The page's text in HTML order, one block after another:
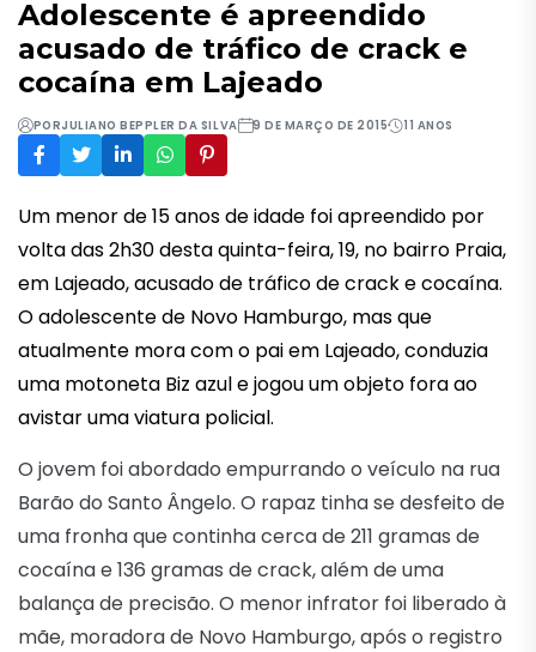
Adolescente é apreendido
acusado de tráfico de crack e
cocaína em Lajeado
PORJULIANO BEPPLER DA SILVA 9 DE MARÇO DE 2015 11 ANOS
Um menor de 15 anos de idade foi apreendido por
volta das 2h30 desta quinta-feira, 19, no bairro Praia,
em Lajeado, acusado de tráfico de crack e cocaína.
O adolescente de Novo Hamburgo, mas que
atualmente mora com o pai em Lajeado, conduzia
uma motoneta Biz azul e jogou um objeto fora ao
avistar uma viatura policial.
O jovem foi abordado empurrando o veículo na rua
Barão do Santo Ângelo. O rapaz tinha se desfeito de
uma fronha que continha cerca de 211 gramas de
cocaína e 136 gramas de crack, além de uma
balança de precisão. O menor infrator foi liberado à
mãe, moradora de Novo Hamburgo, após o registro